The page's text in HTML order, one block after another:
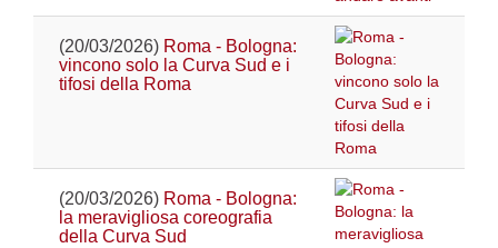
(20/03/2026) Roma - Bologna:
vincono solo la Curva Sud e i
tifosi della Roma
(20/03/2026) Roma - Bologna:
la meravigliosa coreografia
della Curva Sud